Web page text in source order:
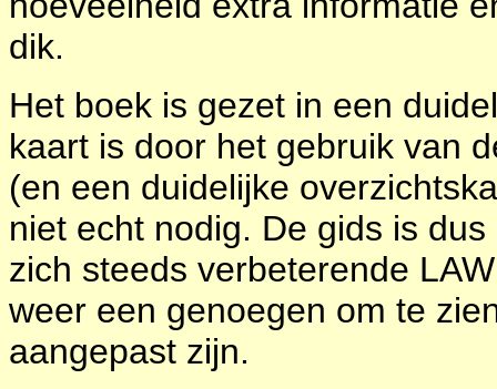
dik.
Het boek is gezet in een
kaart is door het gebruik van
(en een duidelijke
niet echt nodig. De gids is
zich steeds verbeterende
weer een genoegen om te
aangepast zijn.